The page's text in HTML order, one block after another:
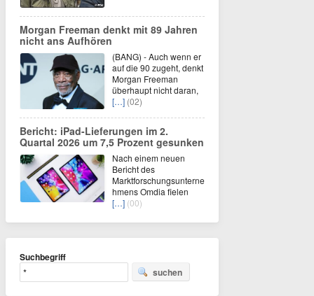
Morgan Freeman denkt mit 89 Jahren
nicht ans Aufhören
(BANG) - Auch wenn er
auf die 90 zugeht, denkt
Morgan Freeman
überhaupt nicht daran,
[…] (02)
Bericht: iPad-Lieferungen im 2.
Quartal 2026 um 7,5 Prozent gesunken
Nach einem neuen
Bericht des
Marktforschungsunterne
hmens Omdia fielen
[…] (00)
Suchbegriff
suchen